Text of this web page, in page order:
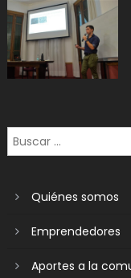
Quiénes somos
Emprendedores
Aportes a la